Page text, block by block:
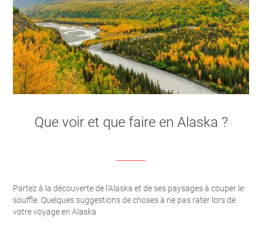
Que voir et que faire en Alaska ?
Partez à la découverte de l'Alaska et de ses paysages à couper le
souffle. Quelques suggestions de choses à ne pas rater lors de
votre voyage en Alaska